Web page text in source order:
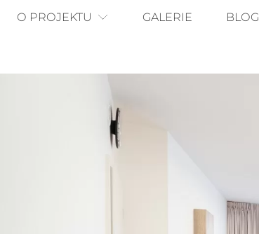
O PROJEKTU GALERIE BLOG